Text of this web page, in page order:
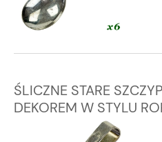
ŚLICZNE STARE
DEKOREM W STYLU